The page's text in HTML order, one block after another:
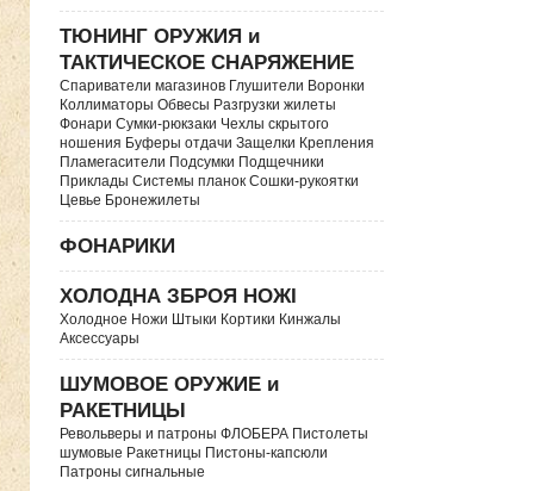
ТЮНИНГ ОРУЖИЯ и
ТАКТИЧЕСКОЕ СНАРЯЖЕНИЕ
Спариватели магазинов Глушители Воронки
Коллиматоры Обвесы Разгрузки жилеты
Фонари Сумки-рюкзаки Чехлы скрытого
ношения Буферы отдачи Защелки Крепления
Пламегасители Подсумки Подщечники
Приклады Системы планок Сошки-рукоятки
Цевье Бронежилеты
ФОНАРИКИ
ХОЛОДНА ЗБРОЯ НОЖІ
Холодное Ножи Штыки Кортики Кинжалы
Аксессуары
ШУМОВОЕ ОРУЖИЕ и
РАКЕТНИЦЫ
Револьверы и патроны ФЛОБЕРА Пистолеты
шумовые Ракетницы Пистоны-капсюли
Патроны сигнальные